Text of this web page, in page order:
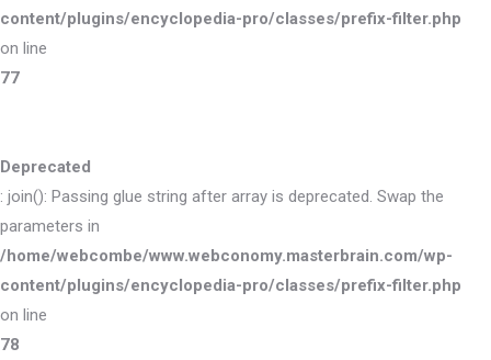
content/plugins/encyclopedia-pro/classes/prefix-filter.php
on line
77
Deprecated
: join(): Passing glue string after array is deprecated. Swap the
parameters in
/home/webcombe/www.webconomy.masterbrain.com/wp-
content/plugins/encyclopedia-pro/classes/prefix-filter.php
on line
78